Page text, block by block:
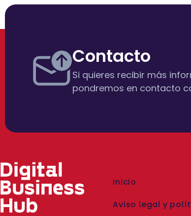
Contacto
Si quieres recibir más
pondremos en contacto
Inicio
Aviso legal y